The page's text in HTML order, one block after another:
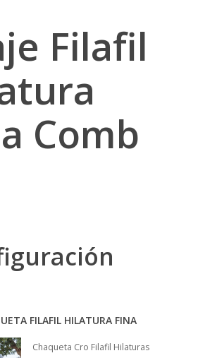
Filafil
Comb
FILAFIL HILATURA FINA
Chaqueta Cro Filafil Hilaturas